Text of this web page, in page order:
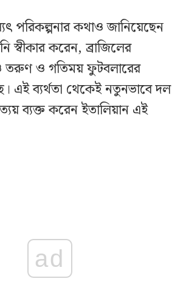
পরিকল্পনার কথাও জানিয়েছেন
স্বীকার করেন, ব্রাজিলের
তরুণ ও গতিময় ফুটবলারের
এই ব্যর্থতা থেকেই নতুনভাবে দল
ব্যক্ত করেন ইতালিয়ান এই
ad